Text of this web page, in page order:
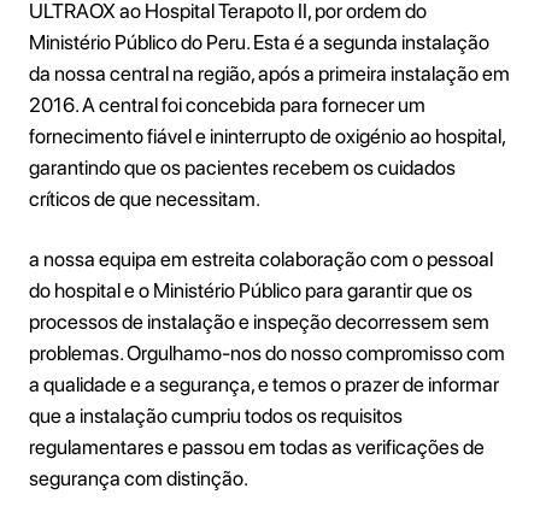
ULTRAOX ao Hospital Terapoto II, por ordem do
Ministério Público do Peru. Esta é a segunda instalação
da nossa central na região, após a primeira instalação em
2016. A central foi concebida para fornecer um
fornecimento fiável e ininterrupto de oxigénio ao hospital,
garantindo que os pacientes recebem os cuidados
críticos de que necessitam.
a nossa equipa em estreita colaboração com o pessoal
do hospital e o Ministério Público para garantir que os
processos de instalação e inspeção decorressem sem
problemas. Orgulhamo-nos do nosso compromisso com
a qualidade e a segurança, e temos o prazer de informar
que a instalação cumpriu todos os requisitos
regulamentares e passou em todas as verificações de
segurança com distinção.